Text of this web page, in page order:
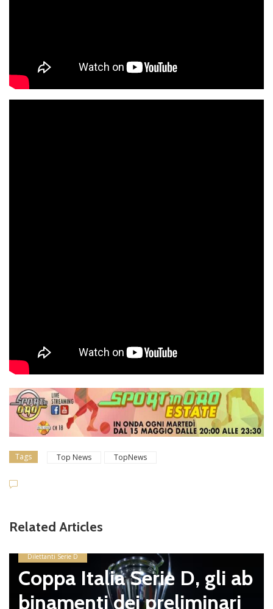
Tags Top News TopNews
Related Articles
Dilettanti Serie D
Coppa Italia Serie D, gli ab
binamenti dei preliminari